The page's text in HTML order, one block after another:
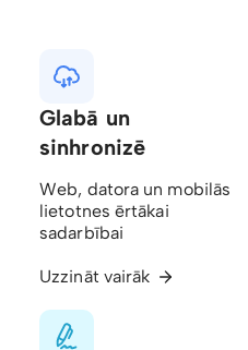
Glabā un
sinhronizē
Web, datora un mobilās
lietotnes ērtākai
sadarbībai
Uzzināt vairāk